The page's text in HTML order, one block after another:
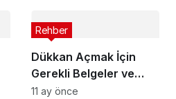
Dükkan Açmak İçin
Gerekli Belgeler ve
Maliyeti
Rehber
11 ay önce